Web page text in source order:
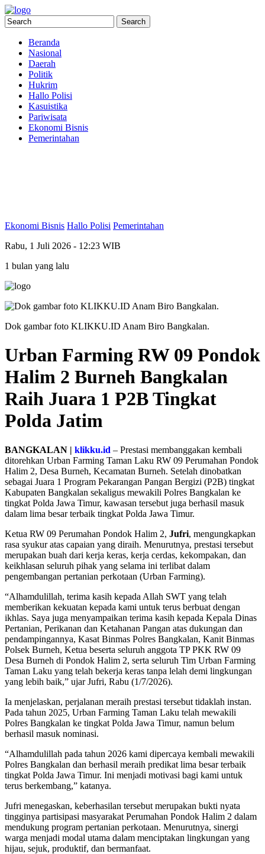
Beranda
Nasional
Daerah
Politik
Hukrim
Hallo Polisi
Kasuistika
Pariwisata
Ekonomi Bisnis
Pemerintahan
Ekonomi Bisnis Hallo Polisi Pemerintahan
Rabu, 1 Juli 2026 - 12:23 WIB
1 bulan yang lalu
Dok gambar foto KLIKKU.ID Anam Biro Bangkalan.
Urban Farming RW 09 Pondok
Halim 2 Burneh Bangkalan
Raih Juara 1 P2B Tingkat
Polda Jatim
BANGKALAN | klikku.id – Prestasi membanggakan kembali
ditorehkan Urban Farming Taman Laku RW 09 Perumahan Pondok
Halim 2, Desa Burneh, Kecamatan Burneh. Setelah dinobatkan
sebagai Juara 1 Program Pekarangan Pangan Bergizi (P2B) tingkat
Kabupaten Bangkalan sekaligus mewakili Polres Bangkalan ke
tingkat Polda Jawa Timur, kawasan tersebut juga berhasil masuk
dalam lima besar terbaik tingkat Polda Jawa Timur.
Ketua RW 09 Perumahan Pondok Halim 2, Jufri, mengungkapkan
rasa syukur atas capaian yang diraih. Menurutnya, prestasi tersebut
merupakan buah dari kerja keras, kerja cerdas, kekompakan, dan
keikhlasan seluruh pihak yang selama ini terlibat dalam
pengembangan pertanian perkotaan (Urban Farming).
“Alhamdulillah, terima kasih kepada Allah SWT yang telah
memberikan kekuatan kepada kami untuk terus berbuat dengan
ikhlas. Saya juga menyampaikan terima kasih kepada Kepala Dinas
Pertanian, Perikanan dan Ketahanan Pangan atas dukungan dan
pendampingannya, Kasat Binmas Polres Bangkalan, Kanit Binmas
Polsek Burneh, Ketua beserta seluruh anggota TP PKK RW 09
Desa Burneh di Pondok Halim 2, serta seluruh Tim Urban Farming
Taman Laku yang telah bekerja keras tanpa lelah demi lingkungan
yang lebih baik,” ujar Jufri, Rabu (1/7/2026).
Ia menjelaskan, perjalanan meraih prestasi tersebut tidaklah instan.
Pada tahun 2025, Urban Farming Taman Laku telah mewakili
Polres Bangkalan ke tingkat Polda Jawa Timur, namun belum
berhasil masuk nominasi.
“Alhamdulillah pada tahun 2026 kami dipercaya kembali mewakili
Polres Bangkalan dan berhasil meraih predikat lima besar terbaik
tingkat Polda Jawa Timur. Ini menjadi motivasi bagi kami untuk
terus berkembang,” katanya.
Jufri menegaskan, keberhasilan tersebut merupakan bukti nyata
tingginya partisipasi masyarakat Perumahan Pondok Halim 2 dalam
mendukung program pertanian perkotaan. Menurutnya, sinergi
warga menjadi modal utama dalam menciptakan lingkungan yang
hijau, sejuk, produktif, dan bermanfaat.